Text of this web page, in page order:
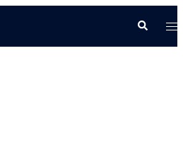
Search